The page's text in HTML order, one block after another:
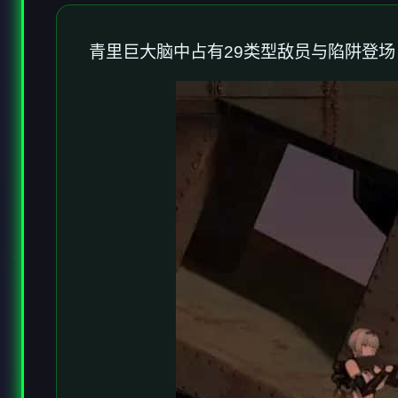
青里巨大脑中占有29类型敌员与陷阱登